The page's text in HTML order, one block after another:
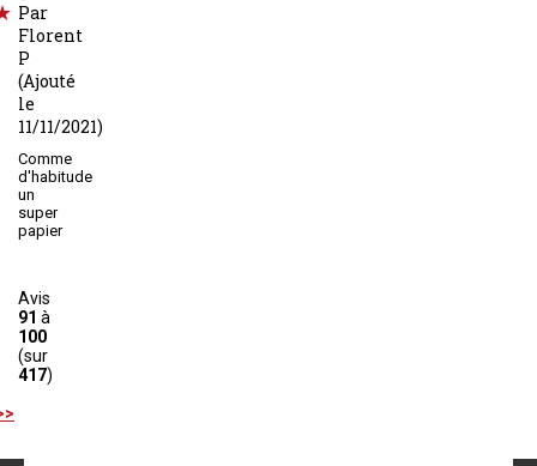
Par
Florent
P
(Ajouté
le
11/11/2021)
Comme
d'habitude
un
super
papier
Avis
91 à
100
(sur
417)